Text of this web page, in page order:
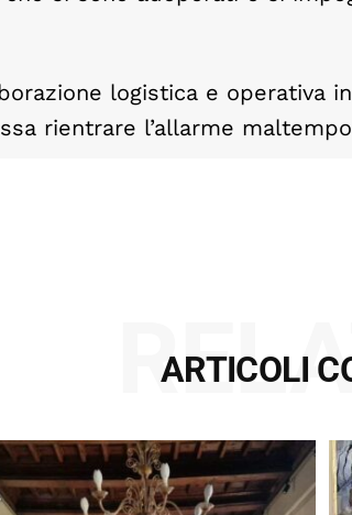
logistica e operativa
rientrare l’allarme
ARTICOLI